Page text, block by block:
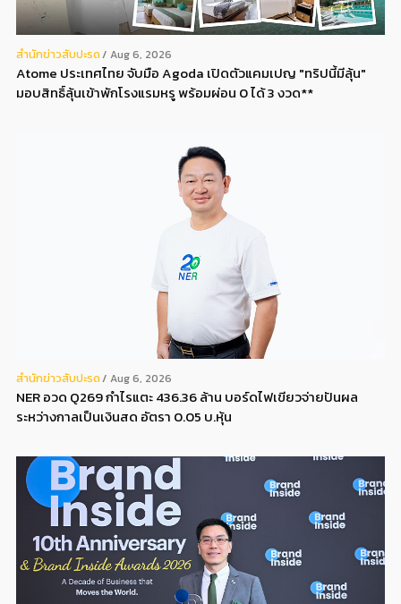
สํานักข่าวสับปะรด Aug 6, 2026
Atome ประเทศไทย จับมือ Agoda เปิดตัวแคมเปญ "ทริปนี้มีลุ้น"
มอบสิทธิ์ลุ้นเข้าพักโรงแรมหรู พร้อมผ่อน 0 ได้ 3 งวด**
สํานักข่าวสับปะรด Aug 6, 2026
NER อวด Q269 กำไรแตะ 436.36 ล้าน บอร์ดไฟเขียวจ่ายปันผล
ระหว่างกาลเป็นเงินสด อัตรา 0.05 บ.หุ้น